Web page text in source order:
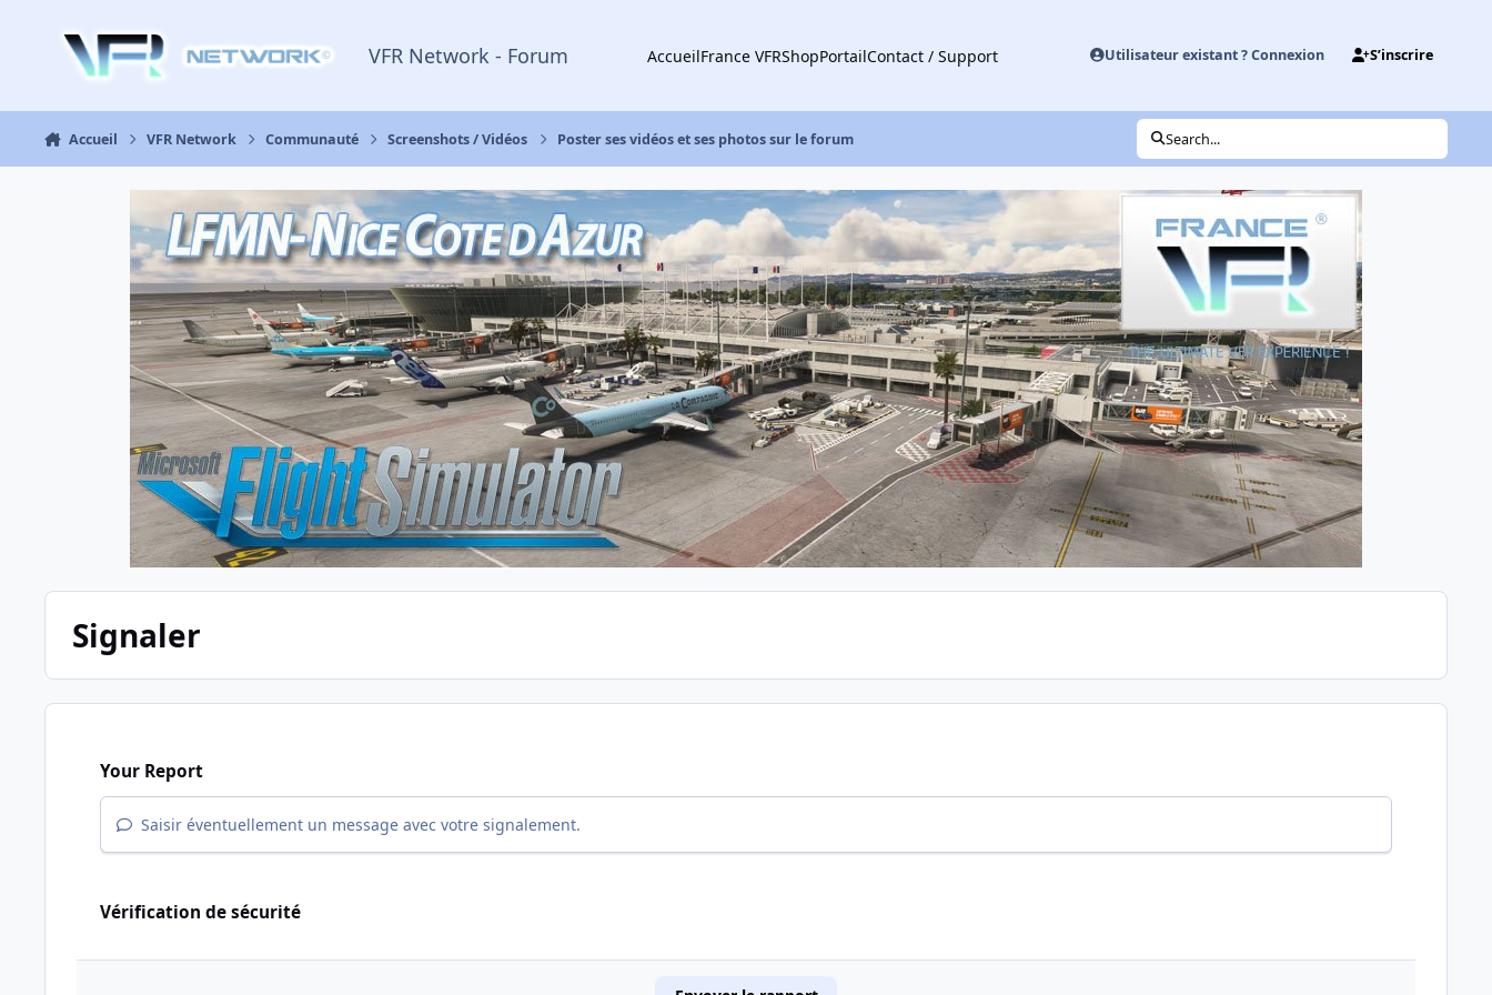
VFR Network - Forum AccueilFrance VFRShopPortailContact / Support Utilisateur existant ? Connexion S’inscrire
Accueil VFR Network Communauté Screenshots / Vidéos Poster ses vidéos et ses photos sur le forum Search...
Signaler
Your Report
Saisir éventuellement un message avec votre signalement.
Vérification de sécurité